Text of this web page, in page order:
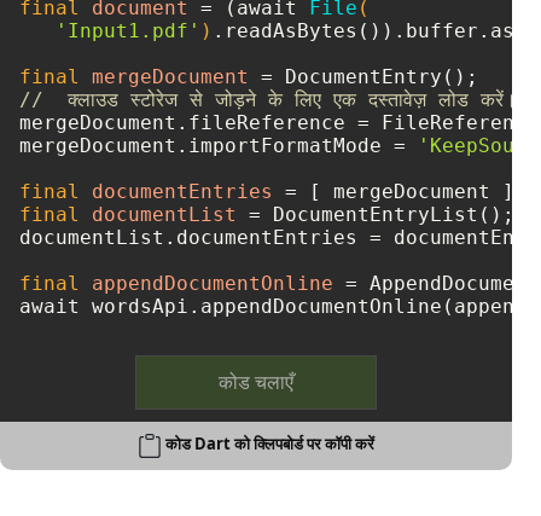
final document = (await File (
'Input1.pdf' )
final
mergeDocument =
//  क्लाउड स्टोरेज से जोड़ने के लिए एक दस्तावेज़ लोड करें।
mergeDocument.fileReference =
mergeDocument.importFormatMode =
final
documentEntries =
final
documentList = DocumentEntryList();
documentList.documentEntries =
final
appendDocumentOnline =
कोड चलाएँ
कोड Dart को क्लिपबोर्ड पर कॉपी करें